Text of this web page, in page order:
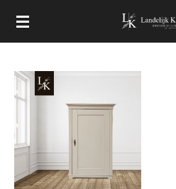
Ga
direct
de
hoofdinhoud